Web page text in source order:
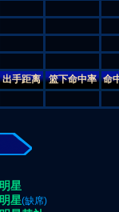
出手距离 篮下命中率
命
星
星(缺席)